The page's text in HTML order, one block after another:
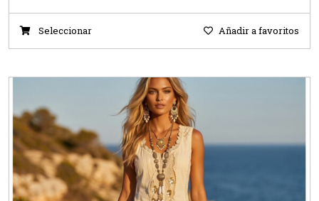
Seleccionar Añadir a favoritos